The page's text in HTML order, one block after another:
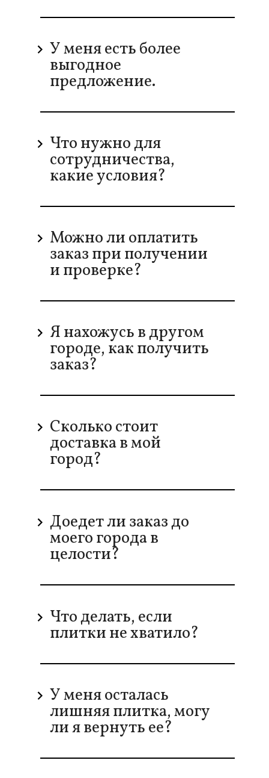
У меня есть более
выгодное
предложение.
Что нужно для
сотрудничества,
какие условия?
Можно ли оплатить
заказ при получении
и проверке?
Я нахожусь в другом
городе, как получить
заказ?
Сколько стоит
доставка в мой
город?
Доедет ли заказ до
моего города в
целости?
Что делать, если
плитки не хватило?
У меня осталась
лишняя плитка, могу
ли я вернуть ее?